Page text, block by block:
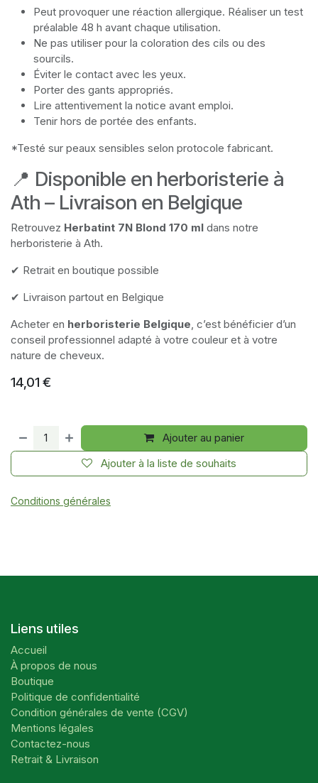
Peut provoquer une réaction allergique. Réaliser un test
préalable 48 h avant chaque utilisation.
Ne pas utiliser pour la coloration des cils ou des
sourcils.
Éviter le contact avec les yeux.
Porter des gants appropriés.
Lire attentivement la notice avant emploi.
Tenir hors de portée des enfants.
*Testé sur peaux sensibles selon protocole fabricant.
📍 Disponible en herboristerie à
Ath – Livraison en Belgique
Retrouvez Herbatint 7N Blond 170 ml dans notre
herboristerie à Ath.
✔ Retrait en boutique possible
✔ Livraison partout en Belgique
Acheter en herboristerie Belgique, c’est bénéficier d’un
conseil professionnel adapté à votre couleur et à votre
nature de cheveux.
14,01 €
Ajouter au panier
Ajouter à la liste de souhaits
Conditions générales
Liens utiles
Accueil
À propos de nous
Boutique
Politique de confidentialité
Condition générales de vente (CGV)
Mentions légales
Contactez-nous
Retrait & Livraison